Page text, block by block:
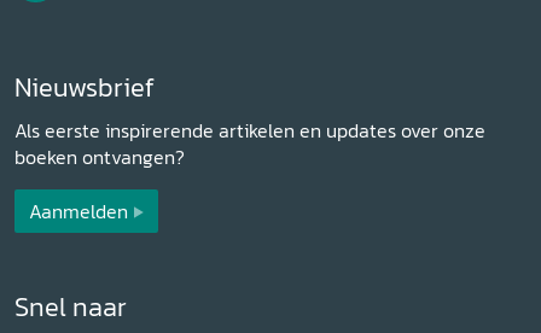
Nieuwsbrief
Als eerste inspirerende artikelen en updates over onze
boeken ontvangen?
Aanmelden
Snel naar